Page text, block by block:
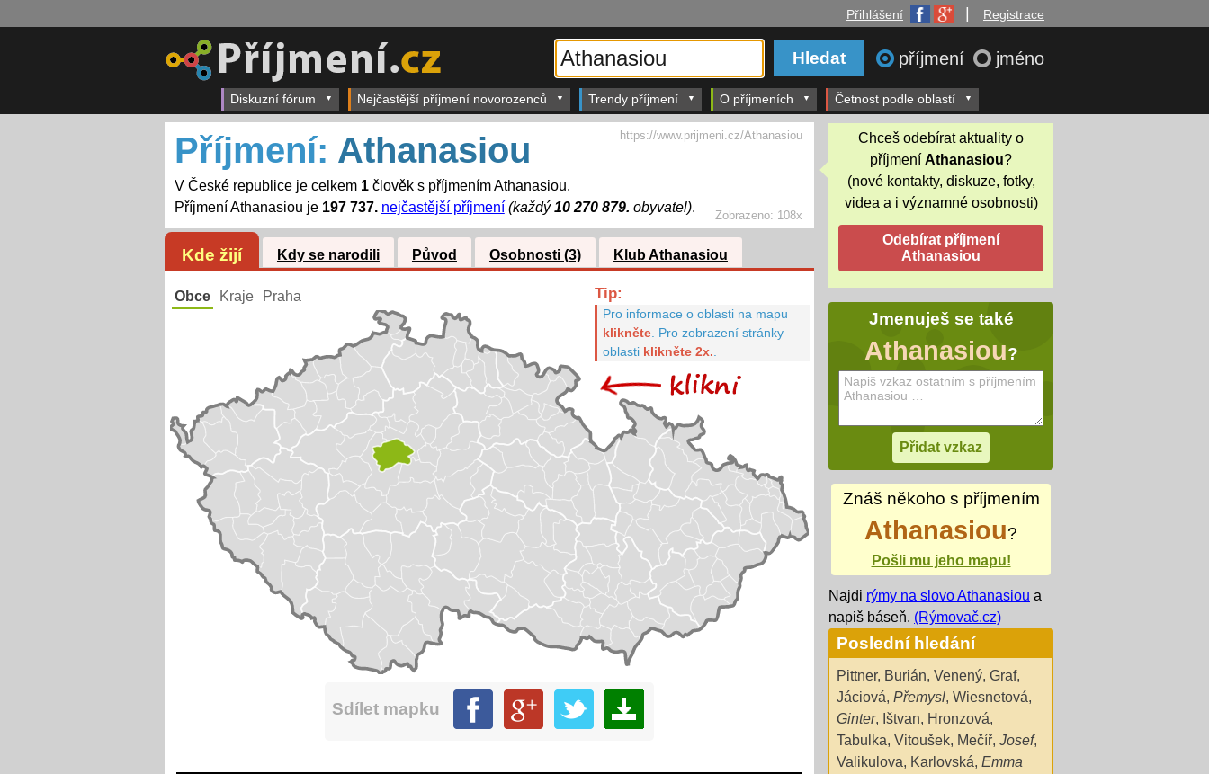
Přihlášení Registrace
příjmení jméno
Diskuzní fórum Nejčastější příjmení novorozenců Trendy příjmení O příjmeních Četnost podle oblastí
Zobrazeno: 108x
Příjmení: Athanasiou
V České republice je celkem 1člověk s příjmením Athanasiou.
Příjmení Athanasiou je 197 737. nejčastější příjmení (každý10 270 879. obyvatel).
https://www.prijmeni.cz/Athanasiou
Kde žijí Kdy se narodili Původ Osobnosti (3) Klub Athanasiou
Obce Kraje Praha Tip:
Pro informace o oblasti na mapu
klikněte. Pro zobrazení stránky
oblasti klikněte 2x.
Sdílet mapku
Chceš odebírat aktuality o
příjmení Athanasiou?
(nové kontakty, diskuze, fotky,
videa a i významné osobnosti)
Jmenuješ se také
Athanasiou?
Znáš někoho s příjmením
Athanasiou?
Pošli mu jeho mapu!
Najdi rýmy na slovo Athanasiou a
napiš báseň. (Rýmovač.cz)
Poslední hledání
Pittner, Burián, Venený, Graf,
Jáciová, Přemysl, Wiesnetová,
Ginter, Ištvan, Hronzová,
Tabulka, Vitoušek, Mečíř, Josef,
Valikulova, Karlovská, Emma